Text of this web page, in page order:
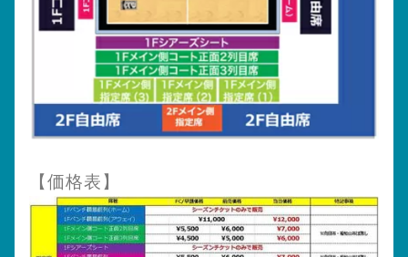
【価格表】